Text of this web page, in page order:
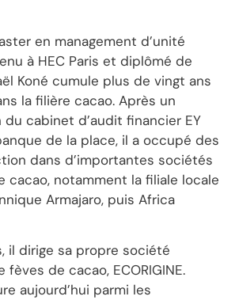
en management d’unité
à HEC Paris et diplômé de
Koné cumule plus de vingt ans
la filière cacao. Après un
du cabinet d’audit financier EY
de la place, il a occupé des
dans d’importantes sociétés
cacao, notamment la filiale locale
Armajaro, puis Africa
il dirige sa propre société
fèves de cacao, ECORIGINE.
aujourd’hui parmi les